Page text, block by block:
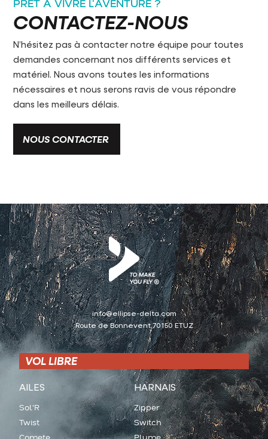
PRÊT À VIVRE L'AVENTURE ?
CONTACTEZ-NOUS
N’hésitez pas à contacter notre équipe pour toutes
demandes concernant nos différents services et
matériel. Nous avons toutes les informations
nécessaires et nous serons ravis de vous répondre
dans les meilleurs délais.
NOUS CONTACTER
info@ellipse-delta.com
Route de Bonnevent,70150 ETUZ
VOL LIBRE
AILES
Sol'R
Twist
Comete
HARNAIS
Zipper
Switch
Plume